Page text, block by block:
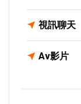
視訊聊天
Av影片